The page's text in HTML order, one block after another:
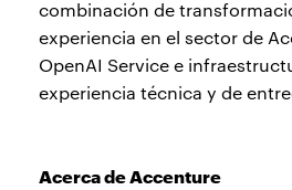
combinación de
experiencia en el sector de
OpenAI Service e
experiencia técnica y de
Acerca de Accenture